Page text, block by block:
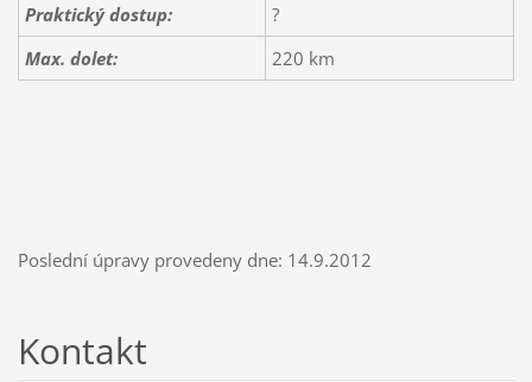
Praktický dostup:
?
Max. dolet:
220 km
Poslední úpravy provedeny dne: 14.9.2012
Kontakt